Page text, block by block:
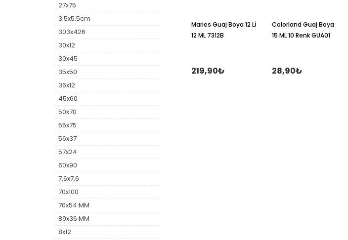
27x75
3.5x5.5cm
303x426
30x12
30x45
35x50
36x12
45x60
50x70
55x75
56x37
57x24
60x90
7,6x7,6
70x100
70x54 MM
89x36 MM
8x12
Maries Guaj Boya 12 Lİ
12 ML 7312B
219,90₺
Colorland Guaj Boya
15 ML 10 Renk GUA01
28,90₺